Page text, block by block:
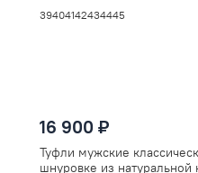
39404142434445
16 900 ₽
Туфли мужские
шнуровке из натуральной